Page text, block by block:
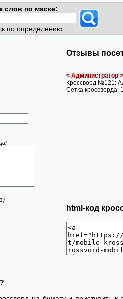
слов по маске:
по определению
Отзывы
< Администратор >
Кроссворд №121:
Сетка кроссворда:
html-код